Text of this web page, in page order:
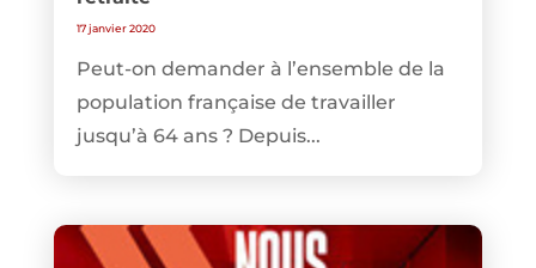
17 janvier 2020
Peut-on demander à l’ensemble de la
population française de travailler
jusqu’à 64 ans ? Depuis...